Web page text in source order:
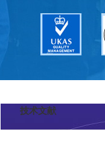
技术文献